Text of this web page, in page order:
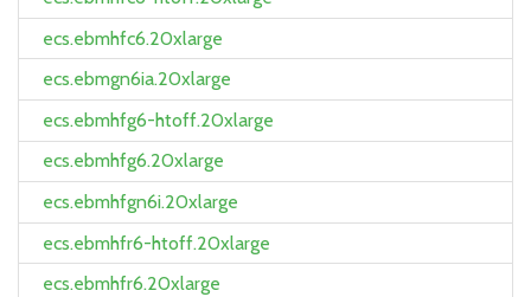
ecs.ebmhfc6.20xlarge
ecs.ebmgn6ia.20xlarge
ecs.ebmhfg6-htoff.20xlarge
ecs.ebmhfg6.20xlarge
ecs.ebmhfgn6i.20xlarge
ecs.ebmhfr6-htoff.20xlarge
ecs.ebmhfr6.20xlarge